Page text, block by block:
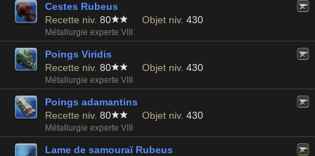
Cestes Rubeus
Recette niv. 80 Objet niv. 430
Métallurgie experte VIII
Poings Viridis
Recette niv. 80 Objet niv. 430
Métallurgie experte VIII
Poings adamantins
Recette niv. 80 Objet niv. 430
Métallurgie experte VIII
Lame de samouraï Rubeus